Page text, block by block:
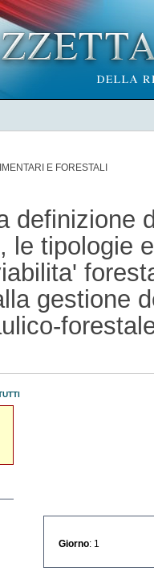
E FORESTALI
definizione
le tipologie
gestione
Giorno : 1